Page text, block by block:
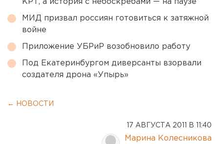
КРТ, а история с небоскребами — на паузе
МИД призвал россиян готовиться к затяжной
войне
Приложение УБРиР возобновило работу
Под Екатеринбургом диверсанты взорвали
создателя дрона «Упырь»
← НОВОСТИ
17 АВГУСТА 2011 В 11:40
Марина Колесникова